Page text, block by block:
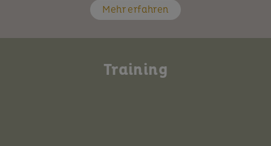
Mehr erfahren
Training